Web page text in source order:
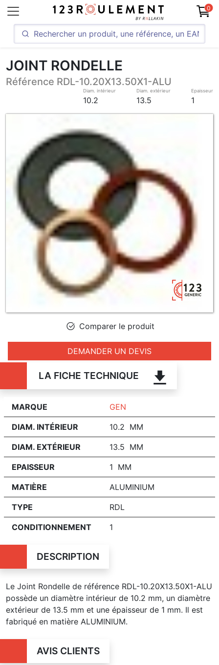
0
JOINT RONDELLE
Référence RDL-10.20X13.50X1-ALU
Diam. intérieur
10.2
Diam. extérieur
13.5
Epaisseur
1
Comparer le produit
DEMANDER UN DEVIS
LA FICHE TECHNIQUE
MARQUE GEN
DIAM. INTÉRIEUR 10.2 MM
DIAM. EXTÉRIEUR 13.5 MM
EPAISSEUR 1 MM
MATIÈRE ALUMINIUM
TYPE RDL
CONDITIONNEMENT 1
DESCRIPTION
Le Joint Rondelle de référence RDL-10.20X13.50X1-ALU
possède un diamètre intérieur de 10.2 mm, un diamètre
extérieur de 13.5 mm et une épaisseur de 1 mm. Il est
fabriqué en matière ALUMINIUM.
AVIS CLIENTS